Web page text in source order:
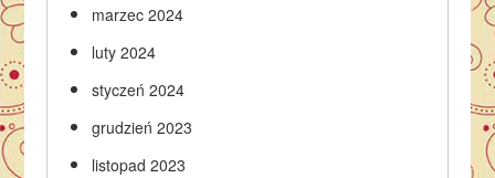
marzec 2024
luty 2024
styczeń 2024
grudzień 2023
listopad 2023